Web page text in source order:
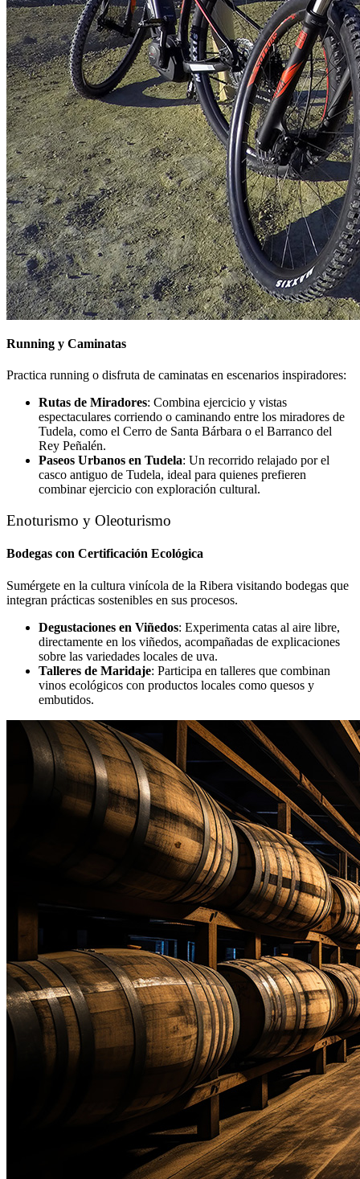
Running y Caminatas
Practica running o disfruta de caminatas en escenarios inspiradores:
Rutas de Miradores: Combina ejercicio y vistas
espectaculares corriendo o caminando entre los miradores de
Tudela, como el Cerro de Santa Bárbara o el Barranco del
Rey Peñalén.
Paseos Urbanos en Tudela: Un recorrido relajado por el
casco antiguo de Tudela, ideal para quienes prefieren
combinar ejercicio con exploración cultural.
Enoturismo y Oleoturismo
Bodegas con Certificación Ecológica
Sumérgete en la cultura vinícola de la Ribera visitando bodegas que
integran prácticas sostenibles en sus procesos.
Degustaciones en Viñedos: Experimenta catas al aire libre,
directamente en los viñedos, acompañadas de explicaciones
sobre las variedades locales de uva.
Talleres de Maridaje: Participa en talleres que combinan
vinos ecológicos con productos locales como quesos y
embutidos.